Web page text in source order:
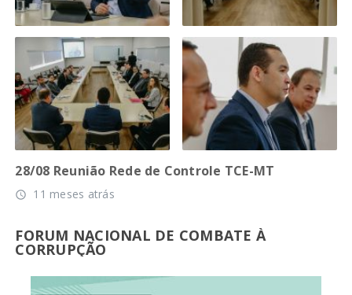
28/08 Reunião Rede de Controle TCE-MT
access_time 11 meses atrás
FORUM NACIONAL DE COMBATE À
CORRUPÇÃO